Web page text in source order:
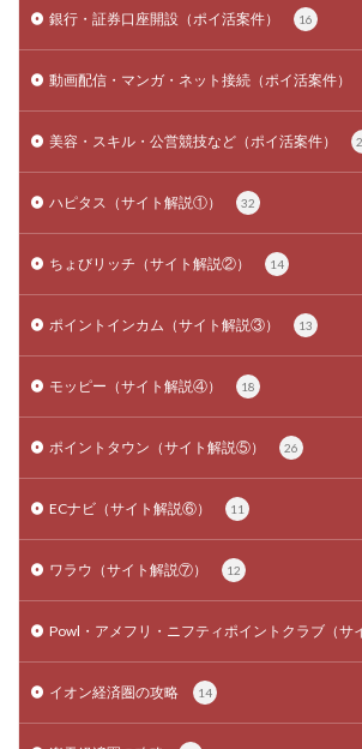
銀行・証券口座開設（ポイ活案件） 16
動画配信・マンガ・ネット接続（ポイ活案件）
美容・スキル・公営競技など（ポイ活案件）
ハピタス（サイト解説①） 32
ちょびリッチ（サイト解説②） 14
ポイントインカム（サイト解説③） 13
モッピー（サイト解説④） 18
ポイントタウン（サイト解説⑤） 26
ECナビ（サイト解説⑥） 11
ワラウ（サイト解説⑦） 12
Powl・アメフリ・ニフティポイントクラブ（サ
イオン経済圏の攻略 14